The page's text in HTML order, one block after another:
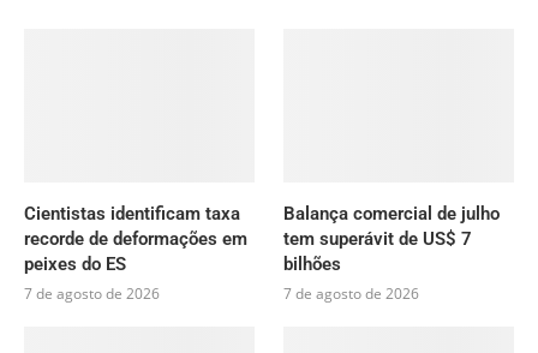
Cientistas identificam taxa
recorde de deformações em
peixes do ES
7 de agosto de 2026
Balança comercial de julho
tem superávit de US$ 7
bilhões
7 de agosto de 2026